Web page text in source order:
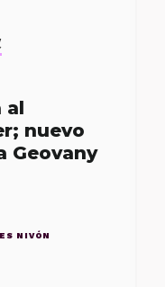
al
nuevo
Geovany
NIVÓN